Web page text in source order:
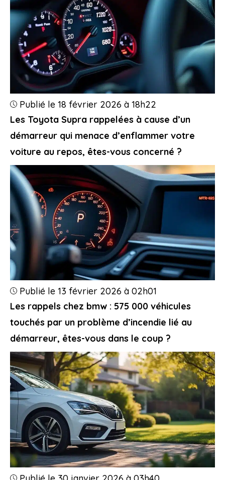
Les Toyota Supra rappelées à cause d’un
démarreur qui menace d’enflammer votre
voiture au repos, êtes-vous concerné ?
Publié le 18 février 2026 à 18h22
Les rappels chez bmw : 575 000 véhicules
touchés par un problème d’incendie lié au
démarreur, êtes-vous dans le coup ?
Publié le 13 février 2026 à 02h01